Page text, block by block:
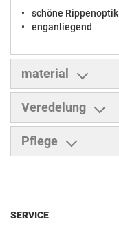
schöne Rippenoptik
enganliegend
material
Veredelung
Pflege
SERVICE